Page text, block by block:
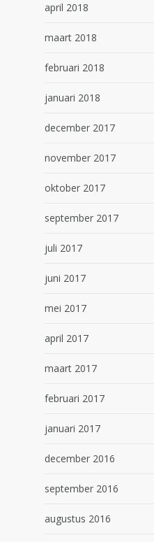
april 2018
maart 2018
februari 2018
januari 2018
december 2017
november 2017
oktober 2017
september 2017
juli 2017
juni 2017
mei 2017
april 2017
maart 2017
februari 2017
januari 2017
december 2016
september 2016
augustus 2016